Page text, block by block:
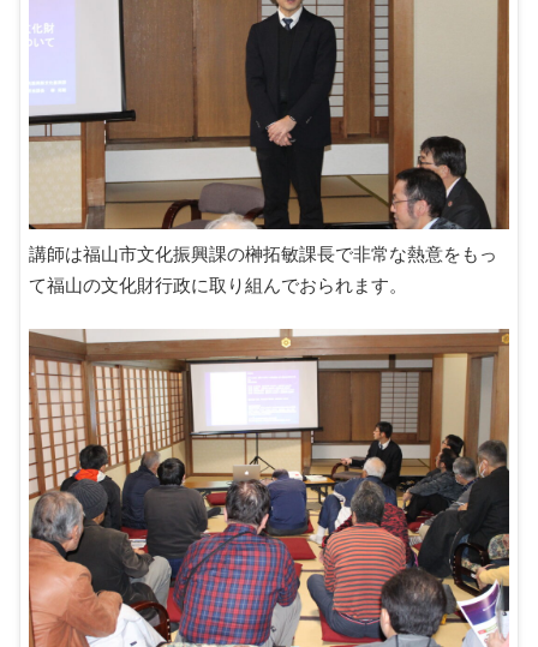
講師は福山市文化振興課の榊拓敏課長で非常な熱意をもっ
て福山の文化財行政に取り組んでおられます。